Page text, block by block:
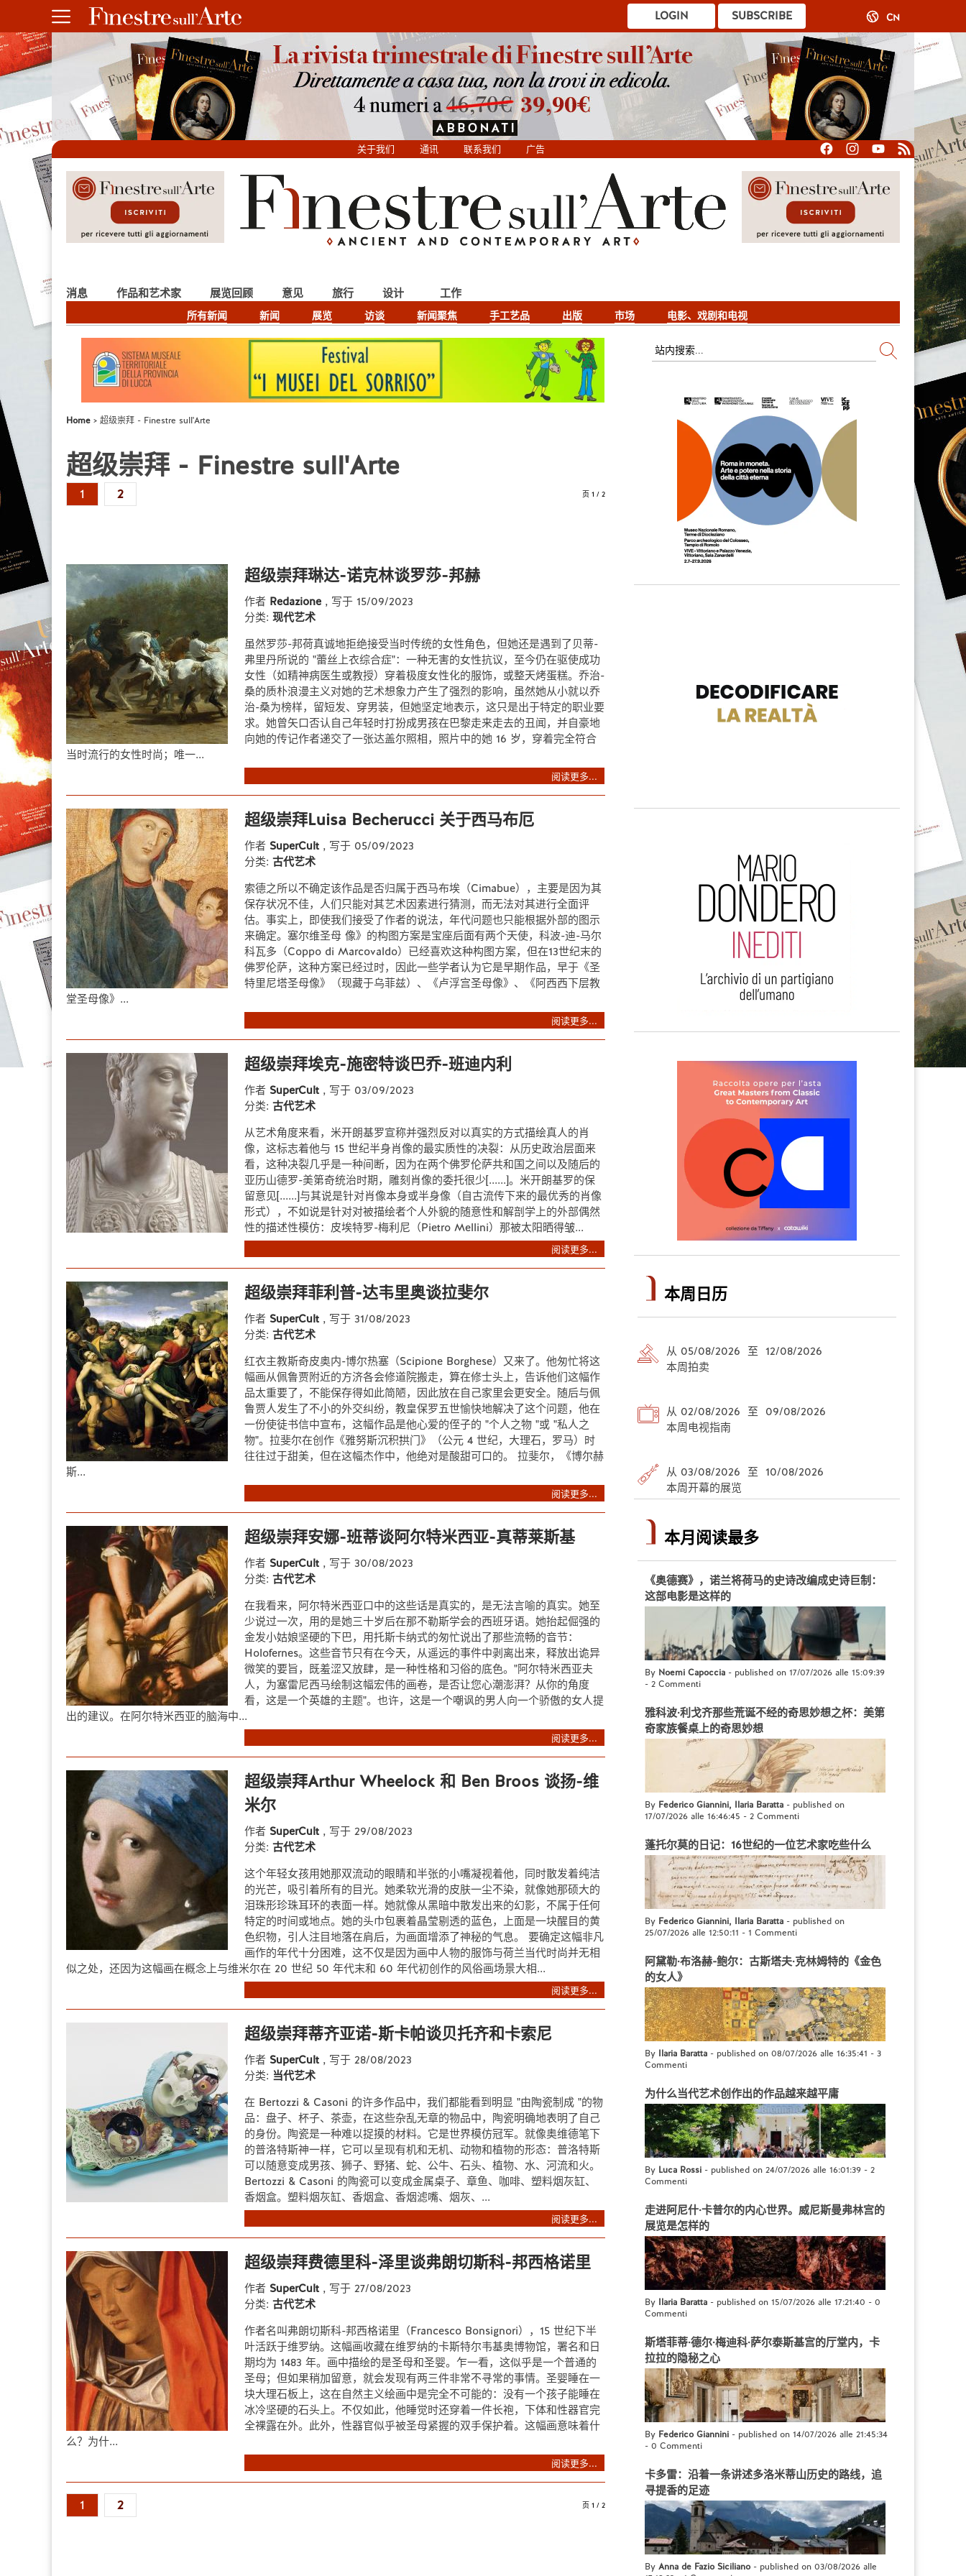
SUBSCRIBE
LOGIN CN
关于我们 通讯 联系我们 广告
消息
所有新闻 新闻 展览 访谈 新闻聚焦 手工艺品 出版 市场 电影、戏剧和电视
作品和艺术家 展览回顾 意见 旅行 设计 工作
Home 超级崇拜 - Finestre sull'Arte
超级崇拜 - Finestre sull'Arte
1 2 页 1 / 2
超级崇拜琳达-诺克林谈罗莎-邦赫
作者 Redazione , 写于 15/09/2023
分类: 现代艺术
虽然罗莎-邦荷真诚地拒绝接受当时传统的女性角色，但她还是遇到了贝蒂-
弗里丹所说的 "蕾丝上衣综合症"：一种无害的女性抗议，至今仍在驱使成功
女性（如精神病医生或教授）穿着极度女性化的服饰，或整天烤蛋糕。乔治-
桑的质朴浪漫主义对她的艺术想象力产生了强烈的影响，虽然她从小就以乔
治-桑为榜样，留短发、穿男装，但她坚定地表示，这只是出于特定的职业要
求。她曾矢口否认自己年轻时打扮成男孩在巴黎走来走去的丑闻，并自豪地
向她的传记作者递交了一张达盖尔照相，照片中的她 16 岁，穿着完全符合
当时流行的女性时尚；唯一...
阅读更多...
超级崇拜Luisa Becherucci 关于西马布厄
作者 SuperCult , 写于 05/09/2023
分类: 古代艺术
索德之所以不确定该作品是否归属于西马布埃（Cimabue），主要是因为其
保存状况不佳，人们只能对其艺术因素进行猜测，而无法对其进行全面评
估。事实上，即使我们接受了作者的说法，年代问题也只能根据外部的图示
来确定。塞尔维圣母 像》的构图方案是宝座后面有两个天使，科波-迪-马尔
科瓦多（Coppo di Marcovaldo）已经喜欢这种构图方案，但在13世纪末的
佛罗伦萨，这种方案已经过时，因此一些学者认为它是早期作品，早于《圣
特里尼塔圣母像》（现藏于乌菲兹）、《卢浮宫圣母像》、《阿西西下层教
堂圣母像》...
阅读更多...
超级崇拜埃克-施密特谈巴乔-班迪内利
作者 SuperCult , 写于 03/09/2023
分类: 古代艺术
从艺术角度来看，米开朗基罗宣称并强烈反对以真实的方式描绘真人的肖
像，这标志着他与 15 世纪半身肖像的最实质性的决裂：从历史政治层面来
看，这种决裂几乎是一种间断，因为在两个佛罗伦萨共和国之间以及随后的
亚历山德罗-美第奇统治时期，雕刻肖像的委托很少[......]。米开朗基罗的保
留意见[......]与其说是针对肖像本身或半身像（自古流传下来的最优秀的肖像
形式），不如说是针对对被描绘者个人外貌的随意性和解剖学上的外部偶然
性的描述性模仿：皮埃特罗-梅利尼（Pietro Mellini）那被太阳晒得皱...
阅读更多...
超级崇拜菲利普-达韦里奥谈拉斐尔
作者 SuperCult , 写于 31/08/2023
分类: 古代艺术
红衣主教斯奇皮奥内-博尔热塞（Scipione Borghese）又来了。他匆忙将这
幅画从佩鲁贾附近的方济各会修道院搬走，算在修士头上，告诉他们这幅作
品太重要了，不能保存得如此简陋，因此放在自己家里会更安全。随后与佩
鲁贾人发生了不小的外交纠纷，教皇保罗五世愉快地解决了这个问题，他在
一份使徒书信中宣布，这幅作品是他心爱的侄子的 "个人之物 "或 "私人之
物"。拉斐尔在创作《雅努斯沉积拱门》（公元 4 世纪，大理石，罗马）时
往往过于甜美，但在这幅杰作中，他绝对是酸甜可口的。 拉斐尔，《博尔赫
斯...
阅读更多...
超级崇拜安娜-班蒂谈阿尔特米西亚-真蒂莱斯基
作者 SuperCult , 写于 30/08/2023
分类: 古代艺术
在我看来，阿尔特米西亚口中的这些话是真实的，是无法言喻的真实。她至
少说过一次，用的是她三十岁后在那不勒斯学会的西班牙语。她抬起倔强的
金发小姑娘坚硬的下巴，用托斯卡纳式的匆忙说出了那些流畅的音节：
Holofernes。这些音节只有在今天，从遥远的事件中剥离出来，释放出诡异
微笑的要旨，既羞涩又放肆，是一种性格和习俗的底色。"阿尔特米西亚夫
人，为塞雷尼西马绘制这幅宏伟的画卷，是否让您心潮澎湃？从你的角度
看，这是一个英雄的主题"。也许，这是一个嘲讽的男人向一个骄傲的女人提
出的建议。在阿尔特米西亚的脑海中...
阅读更多...
超级崇拜Arthur Wheelock 和 Ben Broos 谈扬-维
米尔
作者 SuperCult , 写于 29/08/2023
分类: 古代艺术
这个年轻女孩用她那双流动的眼睛和半张的小嘴凝视着他，同时散发着纯洁
的光芒，吸引着所有的目光。她柔软光滑的皮肤一尘不染，就像她那硕大的
泪珠形珍珠耳环的表面一样。她就像从黑暗中散发出来的幻影，不属于任何
特定的时间或地点。她的头巾包裹着晶莹剔透的蓝色，上面是一块醒目的黄
色织物，引人注目地落在肩后，为画面增添了神秘的气息。 要确定这幅非凡
画作的年代十分困难，这不仅是因为画中人物的服饰与荷兰当代时尚并无相
似之处，还因为这幅画在概念上与维米尔在 20 世纪 50 年代末和 60 年代初创作的风俗画场景大相...
阅读更多...
超级崇拜蒂齐亚诺-斯卡帕谈贝托齐和卡索尼
作者 SuperCult , 写于 28/08/2023
分类: 当代艺术
在 Bertozzi & Casoni 的许多作品中，我们都能看到明显 "由陶瓷制成 "的物
品：盘子、杯子、茶壶，在这些杂乱无章的物品中，陶瓷明确地表明了自己
的身份。陶瓷是一种难以捉摸的材料。它是世界模仿冠军。就像奥维德笔下
的普洛特斯神一样，它可以呈现有机和无机、动物和植物的形态：普洛特斯
可以随意变成男孩、狮子、野猪、蛇、公牛、石头、植物、水、河流和火。
Bertozzi & Casoni 的陶瓷可以变成金属桌子、章鱼、咖啡、塑料烟灰缸、
香烟盒。塑料烟灰缸、香烟盒、香烟滤嘴、烟灰、...
阅读更多...
超级崇拜费德里科-泽里谈弗朗切斯科-邦西格诺里
作者 SuperCult , 写于 27/08/2023
分类: 古代艺术
作者名叫弗朗切斯科-邦西格诺里（Francesco Bonsignori），15 世纪下半
叶活跃于维罗纳。这幅画收藏在维罗纳的卡斯特尔韦基奥博物馆，署名和日
期均为 1483 年。画中描绘的是圣母和圣婴。乍一看，这似乎是一个普通的
圣母；但如果稍加留意，就会发现有两三件非常不寻常的事情。圣婴睡在一
块大理石板上，这在自然主义绘画中是完全不可能的：没有一个孩子能睡在
冰冷坚硬的石头上。不仅如此，他睡觉时还穿着一件长袍，下体和性器官完
全裸露在外。此外，性器官似乎被圣母紧握的双手保护着。这幅画意味着什
么？为什...
阅读更多...
1 2 页 1 / 2
本周日历
从 05/08/2026 至 12/08/2026
本周拍卖
从 02/08/2026 至 09/08/2026
本周电视指南
从 03/08/2026 至 10/08/2026
本周开幕的展览
本月阅读最多
《奥德赛》，诺兰将荷马的史诗改编成史诗巨制：
这部电影是这样的
By Noemi Capoccia - published on 17/07/2026 alle 15:09:39
- 2 Commenti
雅科波·利戈齐那些荒诞不经的奇思妙想之杯：美第
奇家族餐桌上的奇思妙想
By Federico Giannini, Ilaria Baratta - published on
17/07/2026 alle 16:46:45 - 2 Commenti
蓬托尔莫的日记：16世纪的一位艺术家吃些什么
By Federico Giannini, Ilaria Baratta - published on
25/07/2026 alle 12:50:11 - 1 Commenti
阿黛勒·布洛赫-鲍尔：古斯塔夫·克林姆特的《金色
的女人》
By Ilaria Baratta - published on 08/07/2026 alle 16:35:41 - 3
Commenti
为什么当代艺术创作出的作品越来越平庸
By Luca Rossi - published on 24/07/2026 alle 16:01:39 - 2
Commenti
走进阿尼什·卡普尔的内心世界。威尼斯曼弗林宫的
展览是怎样的
By Ilaria Baratta - published on 15/07/2026 alle 17:21:40 - 0
Commenti
斯塔菲蒂·德尔·梅迪科·萨尔泰斯基宫的厅堂内，卡
拉拉的隐秘之心
By Federico Giannini - published on 14/07/2026 alle 21:45:34
- 0 Commenti
卡多雷：沿着一条讲述多洛米蒂山历史的路线，追
寻提香的足迹
By Anna de Fazio Siciliano- published on 03/08/2026 alle